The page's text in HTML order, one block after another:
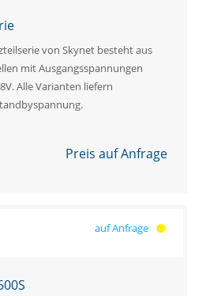
von Skynet besteht aus
mit Ausgangsspannungen
Alle Varianten liefern
Preis auf Anfrage
auf Anfrage